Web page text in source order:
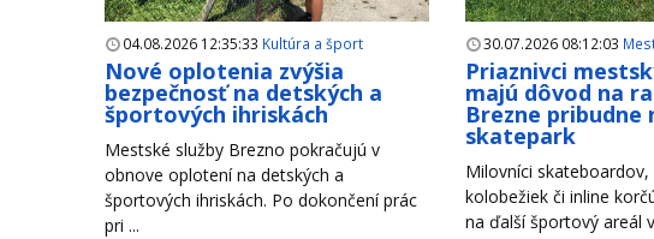
04.08.2026 12:35:33 Kultúra a šport
Nové oplotenia zvýšia
bezpečnosť na detských a
športových ihriskách
Mestské služby Brezno pokračujú v
obnove oplotení na detských a
športových ihriskách. Po dokončení prác
pri ...
30.07.2026 08:12:03
Priaznivci
majú dôvod na
Brezne pribudne
skatepark
Milovníci
kolobežiek či inline
na ďalší športový areál